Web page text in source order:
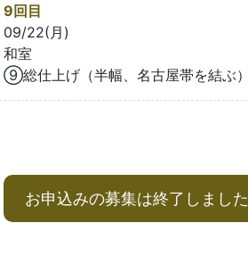
9回目
09/22(月)
和室
⑨総仕上げ（半幅、名古屋帯を結ぶ）
お申込みの募集は終了しました